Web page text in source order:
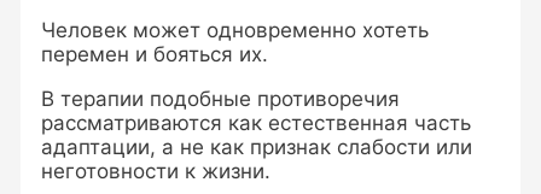
Человек может одновременно хотеть
перемен и бояться их.
В терапии подобные противоречия
рассматриваются как естественная часть
адаптации, а не как признак слабости или
неготовности к жизни.